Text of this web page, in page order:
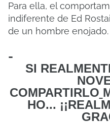
Para ella, el
indiferente de Ed
de un hombre enojado.
-
SI
COMPARTIRLO
HO...